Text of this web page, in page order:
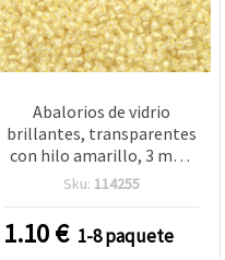
Abalorios de vidrio
brillantes, transparentes
con hilo amarillo, 3 mm,
50 g, ideales para
patrones festivos y
creaciones DIY únicas
Sku: 114255
1.10€ 1-8 paquete